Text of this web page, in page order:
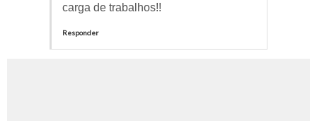
carga de trabalhos!!
Responder